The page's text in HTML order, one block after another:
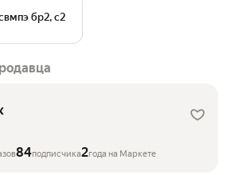
бр2, с2
84подписчика2года на Маркете